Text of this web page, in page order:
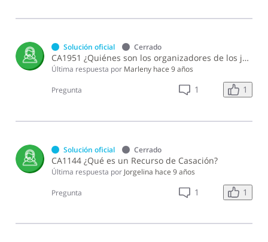
Solución oficial Cerrado
CA1951 ¿Quiénes son los organizadores de los juegos telefónicos?
Última respuesta por Marleny hace 9 años
Pregunta 1 1
Solución oficial Cerrado
CA1144 ¿Qué es un Recurso de Casación?
Última respuesta por Jorgelina hace 9 años
Pregunta 1 1